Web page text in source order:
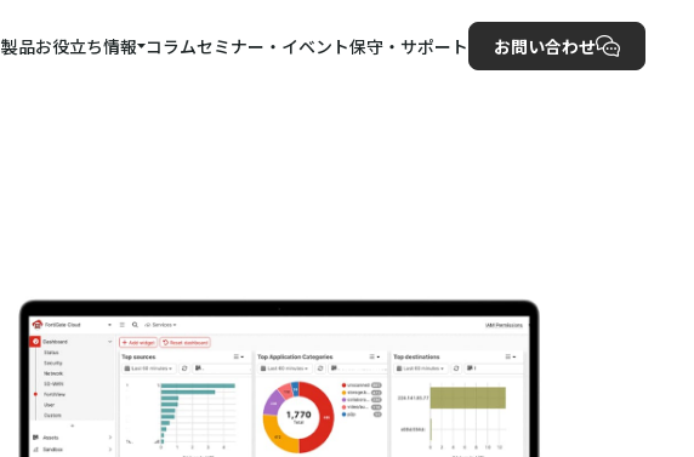
製品お役立ち情報 コラムセミナー・イベント保守・サポート お問い合わせ